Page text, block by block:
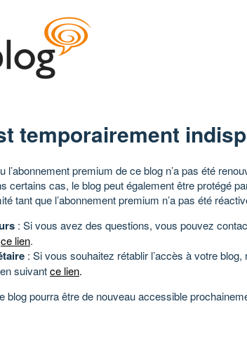
temporairement
l’abonnement premium de ce blog n’a pas été
certains cas, le blog peut également être protégé
tant que l’abonnement premium n’a pas été
: Si vous avez des questions, vous pouvez
ce lien.
: Si vous souhaitez rétablir l’accès à votre
suivantce lien.
blog pourra être de nouveau accessible